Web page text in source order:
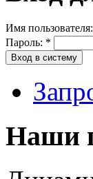
Имя пользователя:
Пароль: *
Наши